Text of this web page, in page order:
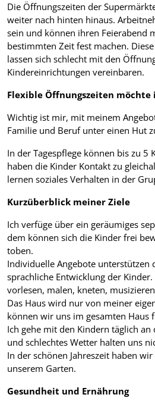
Die Öffnungszeiten der
weiter nach hinten hinaus.
sein und können ihren Feierabend
bestimmten Zeit fest machen.
lassen sich schlecht mit den
Kindereinrichtungen vereinbaren.
Flexible Öffnungszeiten
Wichtig ist mir, mit meinem
Familie und Beruf unter einen Hut
In der Tagespflege können bis zu 5
haben die Kinder Kontakt zu
lernen soziales Verhalten in der
Kurzüberblick meiner Ziele
Ich verfüge über ein geräumiges
dem können sich die Kinder frei
toben.
Individuelle Angebote unterstützen
sprachliche Entwicklung der
vorlesen, malen, kneten,
Das Haus wird nur von meiner
können wir uns im gesamten Haus
Ich gehe mit den Kindern täglich an
und schlechtes Wetter halten uns
In der schönen Jahreszeit haben
unserem Garten.
Gesundheit und Ernährung